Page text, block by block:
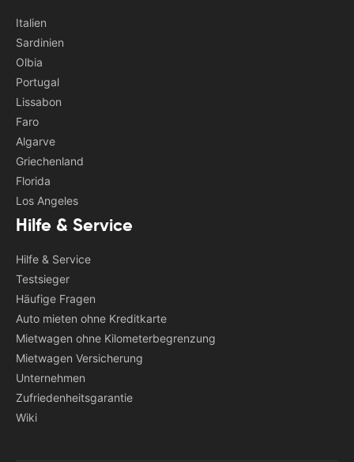
Italien
Sardinien
Olbia
Portugal
Lissabon
Faro
Algarve
Griechenland
Florida
Los Angeles
Hilfe & Service
Hilfe & Service
Testsieger
Häufige Fragen
Auto mieten ohne Kreditkarte
Mietwagen ohne Kilometerbegrenzung
Mietwagen Versicherung
Unternehmen
Zufriedenheitsgarantie
Wiki